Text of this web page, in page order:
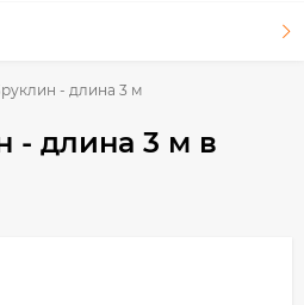
- длина 3 м
- длина 3 м в